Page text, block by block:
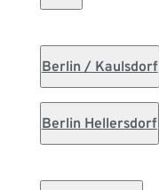
Berlin / Kaulsdorf
Berlin Hellersdorf